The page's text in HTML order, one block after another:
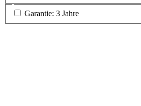
Garantie: 3 Jahre